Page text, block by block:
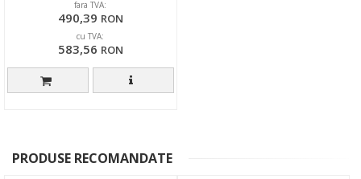
fara TVA:
490,39 RON
cu TVA:
583,56 RON
PRODUSE RECOMANDATE